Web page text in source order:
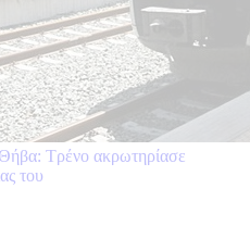
Τρένο ακρωτηρίασε
του